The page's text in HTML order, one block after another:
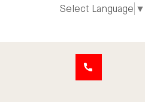
Select Language ▼